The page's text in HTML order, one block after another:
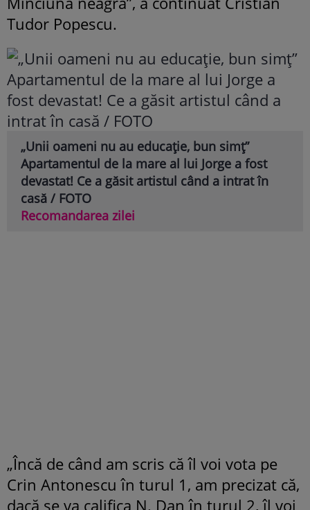
Tudor Popescu.
„Unii oameni nu au educație, bun simț”
Apartamentul de la mare al lui Jorge a fost
devastat! Ce a găsit artistul când a intrat în
casă / FOTO
Recomandarea zilei
„Încă de când am scris că îl voi vota pe
Crin Antonescu în turul 1, am precizat că,
dacă se va califica N. Dan în turul 2, îl voi